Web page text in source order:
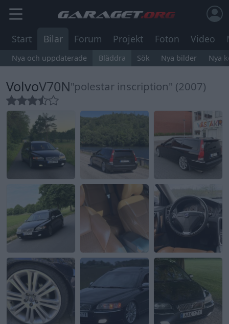
Start Bilar Forum Projekt Foton Video
Nya och uppdaterade Bläddra Sök Nya bilder Nya
VolvoV70N"polestar inscription" (2007)